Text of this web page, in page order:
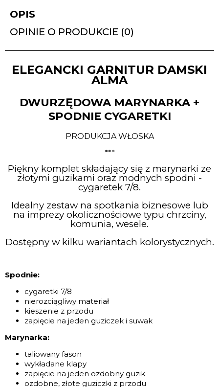
OPIS
OPINIE O PRODUKCIE (0)
ELEGANCKI GARNITUR DAMSKI
ALMA
DWURZĘDOWA MARYNARKA +
SPODNIE CYGARETKI
PRODUKCJA WŁOSKA
***
Piękny komplet składający się z marynarki ze
złotymi guzikami oraz modnych spodni -
cygaretek 7/8.
Idealny zestaw na spotkania biznesowe lub
na imprezy okolicznościowe typu chrzciny,
komunia, wesele.
Dostępny w kilku wariantach kolorystycznych.
Spodnie:
cygaretki 7/8
nierozciągliwy materiał
kieszenie z przodu
zapięcie na jeden guziczek i suwak
Marynarka:
taliowany fason
wykładane klapy
zapięcie na jeden ozdobny guzik
ozdobne, złote guziczki z przodu